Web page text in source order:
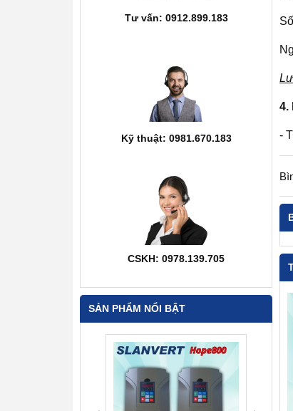
Tư vấn: 0912.899.183
Kỹ thuật: 0981.670.183
CSKH: 0978.139.705
SẢN PHẨM NỔI BẬT
4.
-